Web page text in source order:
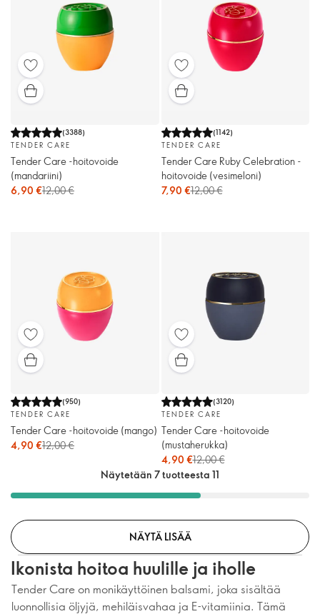
(3388)
TENDER CARE
Tender Care -hoitovoide
(mandariini)
6,90 €12,00 €
(1142)
TENDER CARE
Tender Care Ruby Celebration -
hoitovoide (vesimeloni)
7,90 €12,00 €
(950)
TENDER CARE
Tender Care -hoitovoide (mango)
4,90 €12,00 €
(3120)
TENDER CARE
Tender Care -hoitovoide
(mustaherukka)
4,90 €12,00 €
Näytetään 7 tuotteesta 11
NÄYTÄ LISÄÄ
Ikonista hoitoa huulille ja iholle
Tender Care on monikäyttöinen balsami, joka sisältää
luonnollisia öljyjä, mehiläisvahaa ja E-vitamiinia. Tämä